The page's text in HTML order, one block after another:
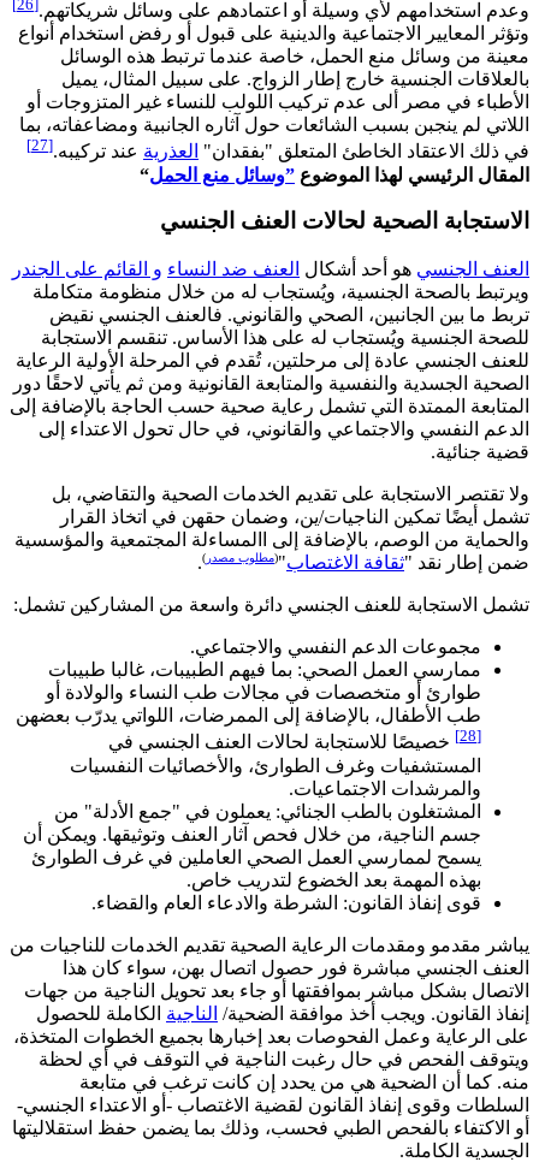
وعدم استخدامهم لأي وسيلة أو اعتمادهم على وسائل شريكاتهم.
وتؤثر المعايير الاجتماعية والدينية على قبول أو رفض استخدام أنواع
معينة من وسائل منع الحمل، خاصة عندما ترتبط هذه الوسائل
بالعلاقات الجنسية خارج إطار الزواج. على سبيل المثال، يميل
الأطباء في مصر ألى عدم تركيب اللولب للنساء غير المتزوجات أو
اللاتي لم ينجبن بسبب الشائعات حول آثاره الجانبية ومضاعفاته، بما
في ذلك الاعتقاد الخاطئ المتعلق "بفقدان" العذرية عند تركيبه.[27]
المقال الرئيسي لهذا الموضوع ”وسائل منع الحمل“
الاستجابة الصحية لحالات العنف الجنسي
العنف الجنسي هو أحد أشكال العنف ضد النساء و القائم على الجندر
ويرتبط بالصحة الجنسية، ويُستجاب له من خلال منظومة متكاملة
تربط ما بين الجانبين، الصحي والقانوني. فالعنف الجنسي نقيض
للصحة الجنسية ويُستجاب له على هذا الأساس. تنقسم الاستجابة
للعنف الجنسي عادة إلى مرحلتين، تُقدم في المرحلة الأولية الرعاية
الصحية الجسدية والنفسية والمتابعة القانونية ومن ثم يأتي لاحقًا دور
المتابعة الممتدة التي تشمل رعاية صحية حسب الحاجة بالإضافة إلى
الدعم النفسي والاجتماعي والقانوني، في حال تحول الاعتداء إلى
قضية جنائية.
ولا تقتصر الاستجابة على تقديم الخدمات الصحية والتقاضي، بل
تشمل أيضًا تمكين الناجيات/ين، وضمان حقهن في اتخاذ القرار
والحماية من الوصم، بالإضافة إلى االمساءلة المجتمعية والمؤسسية
ضمن إطار نقد "ثقافة الاغتصاب"
(مطلوب مصدر )
.
تشمل الاستجابة للعنف الجنسي دائرة واسعة من المشاركين تشمل:
مجموعات الدعم النفسي والاجتماعي.
ممارسي العمل الصحي: بما فيهم الطبيبات، غالبا طبيبات
طوارئ أو متخصصات في مجالات طب النساء والولادة أو
طب الأطفال، بالإضافة إلى الممرضات، اللواتي يدرّب بعضهن
[28]
خصيصًا للاستجابة لحالات العنف الجنسي في
المستشفيات وغرف الطوارئ، والأخصائيات النفسيات
والمرشدات الاجتماعيات.
المشتغلون بالطب الجنائي: يعملون في "جمع الأدلة" من
جسم الناجية، من خلال فحص آثار العنف وتوثيقها. ويمكن أن
يسمح لممارسي العمل الصحي العاملين في غرف الطوارئ
بهذه المهمة بعد الخضوع لتدريب خاص.
قوى إنفاذ القانون: الشرطة والادعاء العام والقضاء.
يباشر مقدمو ومقدمات الرعاية الصحية تقديم الخدمات للناجيات من
العنف الجنسي مباشرة فور حصول اتصال بهن، سواء كان هذا
الاتصال بشكل مباشر بموافقتها أو جاء بعد تحويل الناجية من جهات
إنفاذ القانون. ويجب أخذ موافقة الضحية/ الناجية الكاملة للحصول
على الرعاية وعمل الفحوصات بعد إخبارها بجميع الخطوات المتخذة،
ويتوقف الفحص في حال رغبت الناجية في التوقف في أي لحظة
منه. كما أن الضحية هي من يحدد إن كانت ترغب في متابعة
السلطات وقوى إنفاذ القانون لقضية الاغتصاب -أو الاعتداء الجنسي-
أو الاكتفاء بالفحص الطبي فحسب، وذلك بما يضمن حفظ استقلاليتها
الجسدية الكاملة.